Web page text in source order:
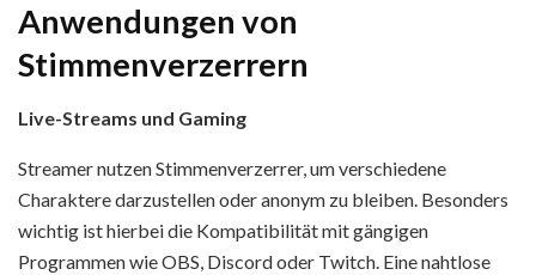
Anwendungen von
Stimmenverzerrern
Live-Streams und Gaming
Streamer nutzen Stimmenverzerrer, um verschiedene
Charaktere darzustellen oder anonym zu bleiben. Besonders
wichtig ist hierbei die Kompatibilität mit gängigen
Programmen wie OBS, Discord oder Twitch. Eine nahtlose